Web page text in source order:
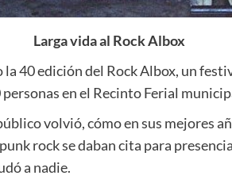
Larga vida al Rock Albox
40 edición del Rock Albox, un
en el Recinto Ferial
volvió, cómo en sus mejores
rock se daban cita para
a nadie.